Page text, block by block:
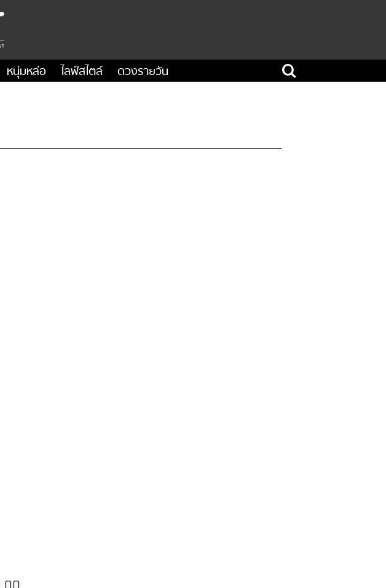
หนุ่มหล่อ ไลฟ์สไตล์ ดวงรายวัน